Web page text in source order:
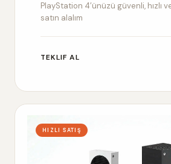
PlayStation 4’ünüzü güvenli, hızlı
satın alalım
TEKLIF AL
HIZLI SATIŞ